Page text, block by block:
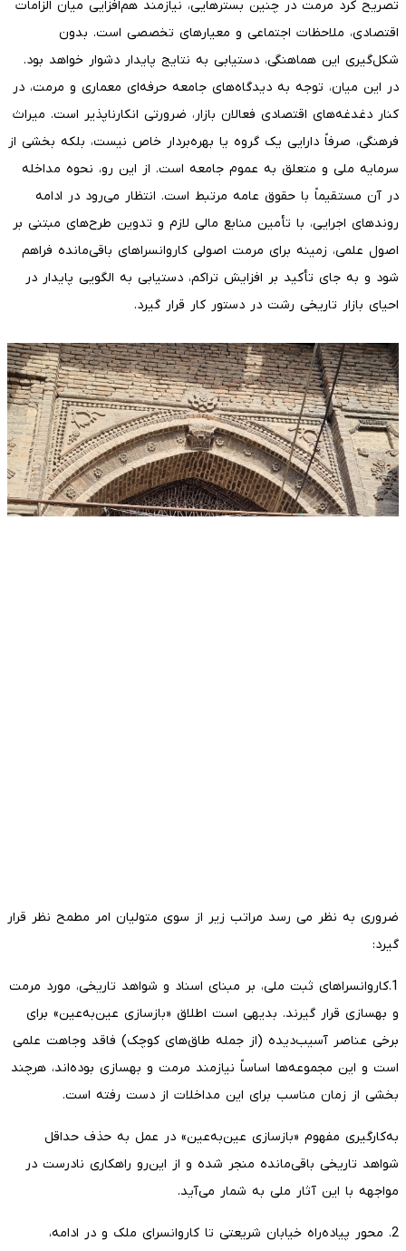
تصریح کرد مرمت در چنین بسترهایی، نیازمند هم‌افزایی میان الزامات
اقتصادی، ملاحظات اجتماعی و معیارهای تخصصی است. بدون
شکل‌گیری این هماهنگی، دستیابی به نتایج پایدار دشوار خواهد بود.
در این میان، توجه به دیدگاه‌های جامعه حرفه‌ای معماری و مرمت، در
کنار دغدغه‌های اقتصادی فعالان بازار، ضرورتی انکارناپذیر است. میراث
فرهنگی، صرفاً دارایی یک گروه یا بهره‌بردار خاص نیست، بلکه بخشی از
سرمایه ملی و متعلق به عموم جامعه است. از این رو، نحوه مداخله
در آن مستقیماً با حقوق عامه مرتبط است. انتظار می‌رود در ادامه
روندهای اجرایی، با تأمین منابع مالی لازم و تدوین طرح‌های مبتنی بر
اصول علمی، زمینه برای مرمت اصولی کاروانسراهای باقی‌مانده فراهم
شود و به جای تأکید بر افزایش تراکم، دستیابی به الگویی پایدار در
احیای بازار تاریخی رشت در دستور کار قرار گیرد.
ضروری به نظر می رسد مراتب زیر از سوی متولیان امر مطمح نظر قرار
گیرد:
1.کاروانسراهای ثبت ملی، بر مبنای اسناد و شواهد تاریخی، مورد مرمت
و بهسازی قرار گیرند. بدیهی است اطلاق «بازسازی عین‌به‌عین» برای
برخی عناصر آسیب‌دیده (از جمله طاق‌های کوچک) فاقد وجاهت علمی
است و این مجموعه‌ها اساساً نیازمند مرمت و بهسازی بوده‌اند، هرچند
بخشی از زمان مناسب برای این مداخلات از دست رفته است.
به‌کارگیری مفهوم «بازسازی عین‌به‌عین» در عمل به حذف حداقل
شواهد تاریخی باقی‌مانده منجر شده و از این‌رو راهکاری نادرست در
مواجهه با این آثار ملی به شمار می‌آید.
2. محور پیاده‌راه خیابان شریعتی تا کاروانسرای ملک و در ادامه،